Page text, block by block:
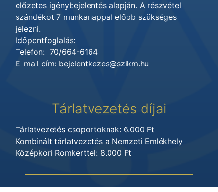
előzetes igénybejelentés alapján. A részvételi
szándékot 7 munkanappal előbb szükséges
jelezni.
Időpontfoglalás:
Telefon: 70/664-6164
E-mail cím: bejelentkezes@szikm.hu
Tárlatvezetés díjai
Tárlatvezetés csoportoknak: 6.000 Ft
Kombinált tárlatvezetés a Nemzeti Emlékhely
Középkori Romkerttel: 8.000 Ft